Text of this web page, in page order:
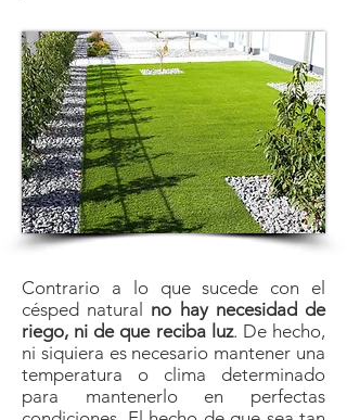
Contrario a lo que sucede con el
césped natural no hay necesidad de
riego, ni de que reciba luz. De hecho,
ni siquiera es necesario mantener una
temperatura o clima determinado
para mantenerlo en perfectas